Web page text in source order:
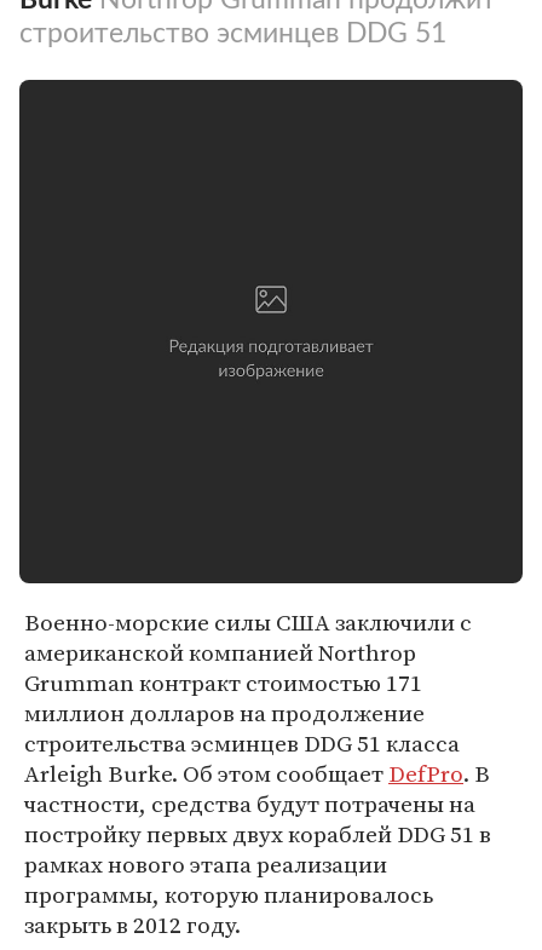
строительство эсминцев DDG 51
Военно-морские силы США заключили с
американской компанией Northrop
Grumman контракт стоимостью 171
миллион долларов на продолжение
строительства эсминцев DDG 51 класса
Arleigh Burke. Об этом сообщаетDefPro. В
частности, средства будут потрачены на
постройку первых двух кораблей DDG 51 в
рамках нового этапа реализации
программы, которую планировалось
закрыть в 2012 году.